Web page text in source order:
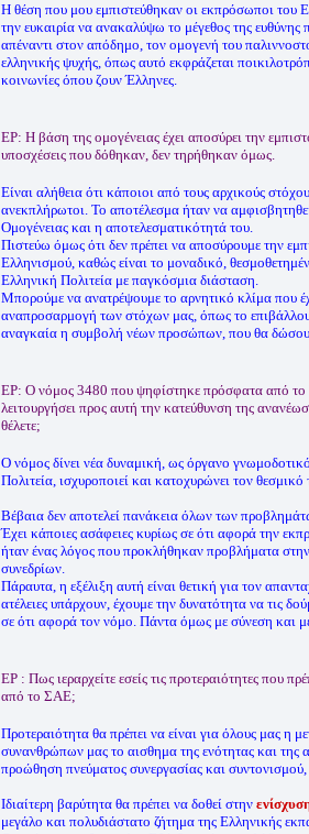
Η θέση που μου εμπιστεύθηκαν οι εκπρόσωποι του
την ευκαιρία να ανακαλύψω το μέγεθος της ευθύνης
απέναντι στον απόδημο, τον ομογενή του
ελληνικής ψυχής, όπως αυτό εκφράζεται
κοινωνίες όπου ζουν Έλληνες.
ΕΡ: Η βάση της ομογένειας έχει αποσύρει την
υποσχέσεις που δόθηκαν, δεν τηρήθηκαν όμως.
Είναι αλήθεια ότι κάποιοι από τους αρχικούς
ανεκπλήρωτοι. Το αποτέλεσμα ήταν να
Ομογένειας και η αποτελεσματικότητά του.
Πιστεύω όμως ότι δεν πρέπει να αποσύρουμε την
Ελληνισμού, καθώς είναι το μοναδικό,
Ελληνική Πολιτεία με παγκόσμια διάσταση.
Μπορούμε να ανατρέψουμε το αρνητικό κλίμα που
αναπροσαρμογή των στόχων μας, όπως το επιβάλλουν
αναγκαία η συμβολή νέων προσώπων, που θα
ΕΡ: Ο νόμος 3480 που ψηφίστηκε πρόσφατα από το
λειτουργήσει προς αυτή την κατεύθυνση της
θέλετε;
Ο νόμος δίνει νέα δυναμική, ως όργανο
Πολιτεία, ισχυροποιεί και κατοχυρώνει τον
Βέβαια δεν αποτελεί πανάκεια όλων των
Έχει κάποιες ασάφειες κυρίως σε ότι αφορά την
ήταν ένας λόγος που προκλήθηκαν προβλήματα
συνεδρίων.
Πάραυτα, η εξέλιξη αυτή είναι θετική για τον
ατέλειες υπάρχουν, έχουμε την δυνατότητα να τις
σε ότι αφορά τον νόμο. Πάντα όμως με σύνεση και
ΕΡ : Πως ιεραρχείτε εσείς τις προτεραιότητες που
από το ΣΑΕ;
Προτεραιότητα θα πρέπει να είναι για όλους μας η
συνανθρώπων μας το αισθημα της ενότητας και της
προώθηση πνεύματος συνεργασίας και συντονισμού,
Ιδιαίτερη βαρύτητα θα πρέπει να δοθεί στην
μεγάλο και πολυδιάστατο ζήτημα της Ελληνικής